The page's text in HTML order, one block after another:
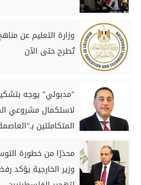
وزارة التعليم عن
تُطرح حتى الآن
"مدبولي" يوجه
لاستكمال مشروعي
المتكاملتين
محذرًا من خطورة
وزير الخارجية يؤكد